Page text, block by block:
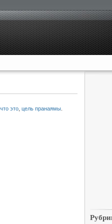
это цель пранаямы